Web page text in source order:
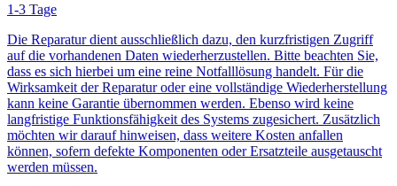
1-3 Tage
Die Reparatur dient ausschließlich dazu, den kurzfristigen Zugriff
auf die vorhandenen Daten wiederherzustellen. Bitte beachten Sie,
dass es sich hierbei um eine reine Notfalllösung handelt. Für die
Wirksamkeit der Reparatur oder eine vollständige Wiederherstellung
kann keine Garantie übernommen werden. Ebenso wird keine
langfristige Funktionsfähigkeit des Systems zugesichert. Zusätzlich
möchten wir darauf hinweisen, dass weitere Kosten anfallen
können, sofern defekte Komponenten oder Ersatzteile ausgetauscht
werden müssen.